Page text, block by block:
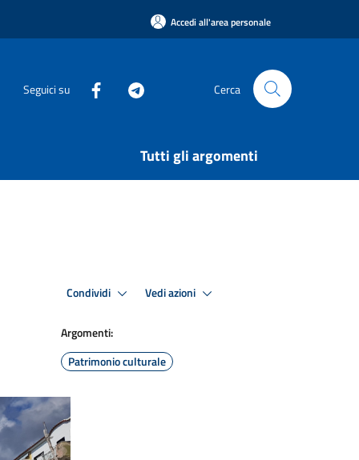
Accedi all'area personale
Seguici su Cerca
Tutti gli argomenti
Condividi Vedi azioni
Argomenti:
Patrimonio culturale